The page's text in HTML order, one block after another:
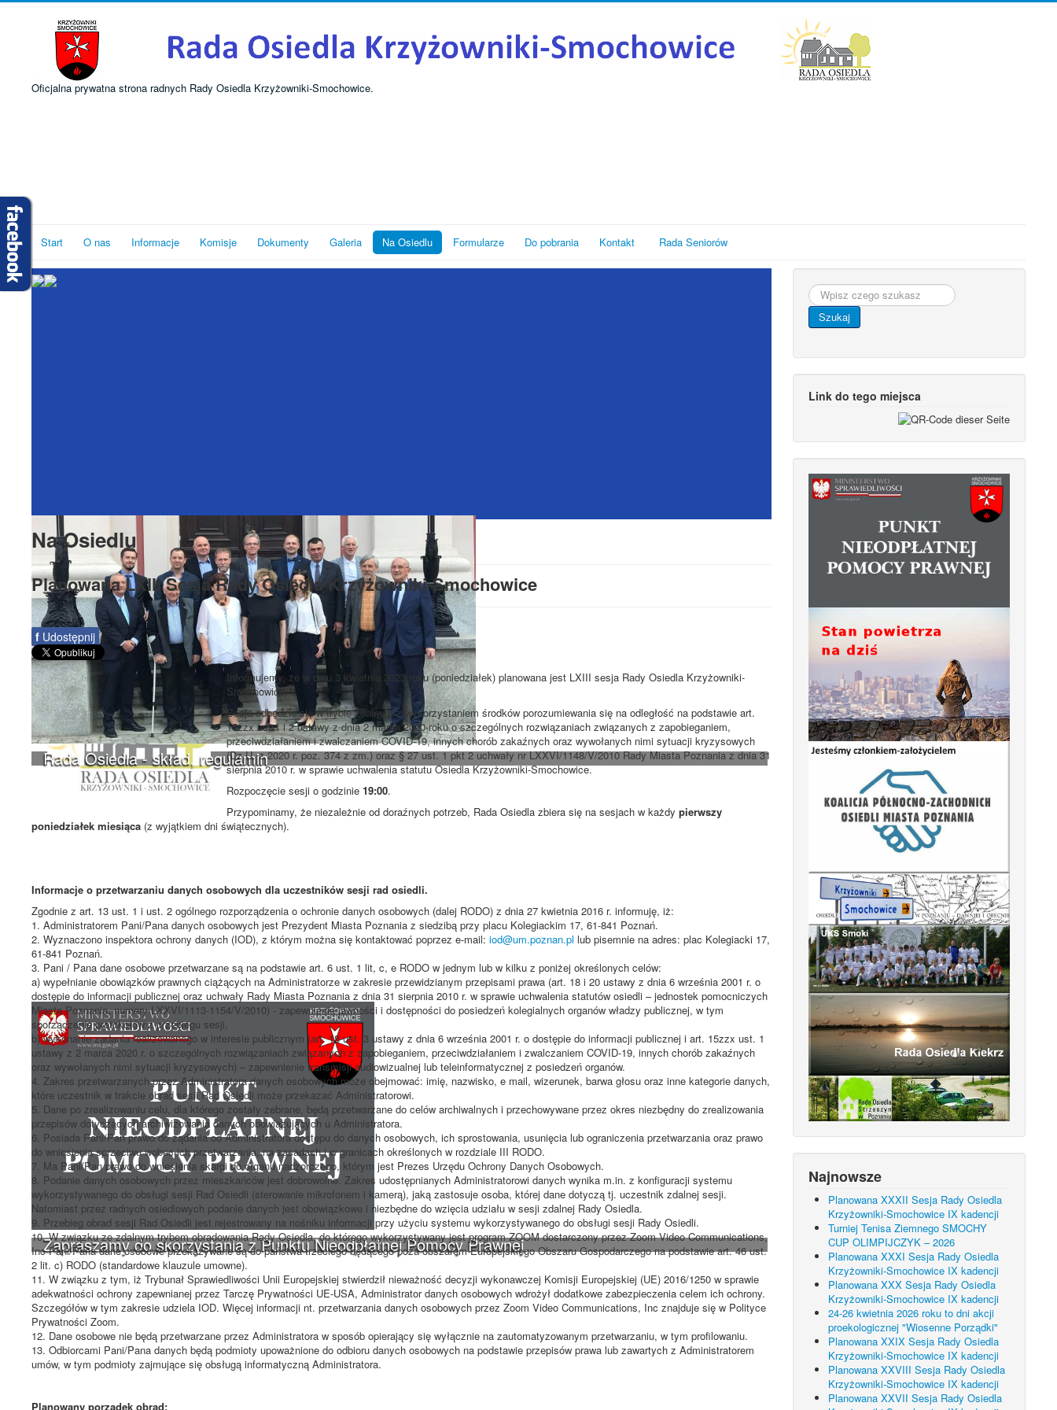
Oficjalna prywatna strona radnych Rady Osiedla Krzyżowniki-Smochowice.
Start O nas Informacje Komisje Dokumenty Galeria Na Osiedlu Formularze Do pobrania Kontakt Rada Seniorów
Rada Osiedla - skład, regulamin
Zapraszamy do skorzystania z Punktu Nieodpłatnej Pomocy Prawnej.
Na Osiedlu
Planowana LXIII Sesja Rady Osiedla Krzyżowniki-Smochowice
f Udostępnij
Informujemy, że w dniu 3 kwietnia 2023 roku (poniedziałek) planowana jest LXIII sesja Rady Osiedla Krzyżowniki-
Smochowice.
Sesja odbędzie się w trybie zdalnym z wykorzystaniem środków porozumiewania się na odległość na podstawie art.
15zzx ust.1 i 2 ustawy z dnia 2 marca 2020 roku o szczególnych rozwiązaniach związanych z zapobieganiem,
przeciwdziałaniem i zwalczaniem COVID-19, innych chorób zakaźnych oraz wywołanych nimi sytuacji kryzysowych
(Dz.U. z 2020 r. poz. 374 z zm.) oraz § 27 ust. 1 pkt 2 uchwały nr LXXVI/1148/V/2010 Rady Miasta Poznania z dnia 31
sierpnia 2010 r. w sprawie uchwalenia statutu Osiedla Krzyżowniki-Smochowice.
Rozpoczęcie sesji o godzinie 19:00.
Przypominamy, że niezależnie od doraźnych potrzeb, Rada Osiedla zbiera się na sesjach w każdy pierwszy
poniedziałek miesiąca (z wyjątkiem dni świątecznych).
Informacje o przetwarzaniu danych osobowych dla uczestników sesji rad osiedli.
Zgodnie z art. 13 ust. 1 i ust. 2 ogólnego rozporządzenia o ochronie danych osobowych (dalej RODO) z dnia 27 kwietnia 2016 r. informuję, iż:
1. Administratorem Pani/Pana danych osobowych jest Prezydent Miasta Poznania z siedzibą przy placu Kolegiackim 17, 61-841 Poznań.
2. Wyznaczono inspektora ochrony danych (IOD), z którym można się kontaktować poprzez e-mail: iod@um.poznan.pl lub pisemnie na adres: plac Kolegiacki 17,
61-841 Poznań.
3. Pani / Pana dane osobowe przetwarzane są na podstawie art. 6 ust. 1 lit, c, e RODO w jednym lub w kilku z poniżej określonych celów:
a) wypełnianie obowiązków prawnych ciążących na Administratorze w zakresie przewidzianym przepisami prawa (art. 18 i 20 ustawy z dnia 6 września 2001 r. o
dostępie do informacji publicznej oraz uchwały Rady Miasta Poznania z dnia 31 sierpnia 2010 r. w sprawie uchwalenia statutów osiedli – jednostek pomocniczych
Miasta Poznania, numery LXXVI/1113-1154/V/2010) - zapewnienie jawności i dostępności do posiedzeń kolegialnych organów władzy publicznej, w tym
sporządzenie protokołów z przebiegu sesji,
b) wykonanie zadania realizowanego w interesie publicznym (art. 18 ust. 3 ustawy z dnia 6 września 2001 r. o dostępie do informacji publicznej i art. 15zzx ust. 1
ustawy z 2 marca 2020 r. o szczególnych rozwiązaniach związanych z zapobieganiem, przeciwdziałaniem i zwalczaniem COVID-19, innych chorób zakaźnych
oraz wywołanych nimi sytuacji kryzysowych) – zapewnienie transmisji audiowizualnej lub teleinformatycznej z posiedzeń organów.
4. Zakres przetwarzanych przez Administratora danych osobowych może obejmować: imię, nazwisko, e mail, wizerunek, barwa głosu oraz inne kategorie danych,
które uczestnik w trakcie obrad sesji Rad Osiedli może przekazać Administratorowi.
5. Dane po zrealizowaniu celu, dla którego zostały zebrane, będą przetwarzane do celów archiwalnych i przechowywane przez okres niezbędny do zrealizowania
przepisów dotyczących archiwizowania danych obowiązujących u Administratora.
6. Posiada Pani/Pan prawo do żądania od Administratora dostępu do danych osobowych, ich sprostowania, usunięcia lub ograniczenia przetwarzania oraz prawo
do wniesienia sprzeciwu wobec ich przetwarzania, na zasadach i w granicach określonych w rozdziale III RODO.
7. Ma Pani/Pan prawo do wniesienia skargi do organu nadzorczego, którym jest Prezes Urzędu Ochrony Danych Osobowych.
8. Podanie danych osobowych przez mieszkańców jest dobrowolne. Zakres udostępnianych Administratorowi danych wynika m.in. z konfiguracji systemu
wykorzystywanego do obsługi sesji Rad Osiedli (sterowanie mikrofonem i kamerą), jaką zastosuje osoba, której dane dotyczą tj. uczestnik zdalnej sesji.
Natomiast przez radnych osiedlowych podanie danych jest obowiązkowe i niezbędne do wzięcia udziału w sesji zdalnej Rady Osiedla.
9. Przebieg obrad sesji Rad Osiedli jest rejestrowany na nośniku informacji przy użyciu systemu wykorzystywanego do obsługi sesji Rady Osiedli.
10. W związku ze zdalnym trybem obradowania Rady Osiedla, do którego wykorzystywany jest program ZOOM dostarczony przez Zoom Video Communications,
Inc Pani/Pana dane osobowe przekazywane są do państwa trzeciego będącego poza obszarem Europejskiego Obszaru Gospodarczego na podstawie art. 46 ust.
2 lit. c) RODO (standardowe klauzule umowne).
11. W związku z tym, iż Trybunał Sprawiedliwości Unii Europejskiej stwierdził nieważność decyzji wykonawczej Komisji Europejskiej (UE) 2016/1250 w sprawie
adekwatności ochrony zapewnianej przez Tarczę Prywatności UE-USA, Administrator danych osobowych wdrożył dodatkowe zabezpieczenia celem ich ochrony.
Szczegółów w tym zakresie udziela IOD. Więcej informacji nt. przetwarzania danych osobowych przez Zoom Video Communications, Inc znajduje się w Polityce
Prywatności Zoom.
12. Dane osobowe nie będą przetwarzane przez Administratora w sposób opierający się wyłącznie na zautomatyzowanym przetwarzaniu, w tym profilowaniu.
13. Odbiorcami Pani/Pana danych będą podmioty upoważnione do odbioru danych osobowych na podstawie przepisów prawa lub zawartych z Administratorem
umów, w tym podmioty zajmujące się obsługą informatyczną Administratora.
Planowany porządek obrad:
Szukaj...
Szukaj
Link do tego miejsca
Najnowsze
Planowana XXXII Sesja Rady Osiedla
Krzyżowniki-Smochowice IX kadencji
Turniej Tenisa Ziemnego SMOCHY
CUP OLIMPIJCZYK – 2026
Planowana XXXI Sesja Rady Osiedla
Krzyżowniki-Smochowice IX kadencji
Planowana XXX Sesja Rady Osiedla
Krzyżowniki-Smochowice IX kadencji
24-26 kwietnia 2026 roku to dni akcji
proekologicznej "Wiosenne Porządki"
Planowana XXIX Sesja Rady Osiedla
Krzyżowniki-Smochowice IX kadencji
Planowana XXVIII Sesja Rady Osiedla
Krzyżowniki-Smochowice IX kadencji
Planowana XXVII Sesja Rady Osiedla